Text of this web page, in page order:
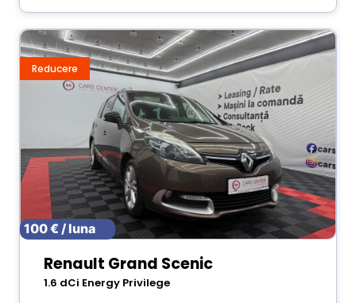
Reducere
100 € / luna
Renault Grand Scenic
1.6 dCi Energy Privilege